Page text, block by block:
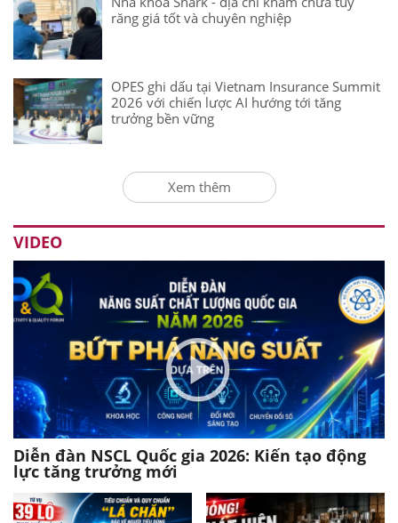
răng giá tốt và chuyên nghiệp
OPES ghi dấu tại Vietnam Insurance Summit
2026 với chiến lược AI hướng tới tăng
trưởng bền vững
Xem thêm
VIDEO
Diễn đàn NSCL Quốc gia 2026: Kiến tạo động
lực tăng trưởng mới